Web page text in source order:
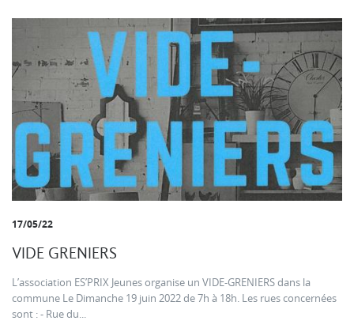
17/05/22
VIDE GRENIERS
L’association ES’PRIX Jeunes organise un VIDE-GRENIERS dans la
commune Le Dimanche 19 juin 2022 de 7h à 18h. Les rues concernées
sont : - Rue du...